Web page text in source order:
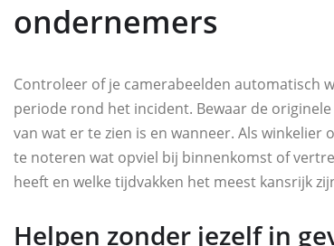
ondernemers
Controleer of je camerabeelden automatisch
periode rond het incident. Bewaar de
van wat er te zien is en wanneer. Als
te noteren wat opviel bij binnenkomst of
heeft en welke tijdvakken het meest kansrijk
Helpen zonder jezelf in